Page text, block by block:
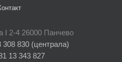
I 2-4 26000 Панчево
308 830 (централа)
13 343 827